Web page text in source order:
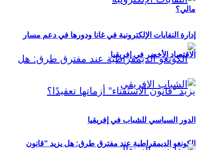
مالي؟
الكونغو الديمقراطية عند مفترق طرق: هل يزيد “قانون
إدارة النفايات الإلكترونية في غانا ودورها في دعم مسار
الاقتصاد الأخضر في إفريقيا
الدور السياسي للشباب في إفريقيا